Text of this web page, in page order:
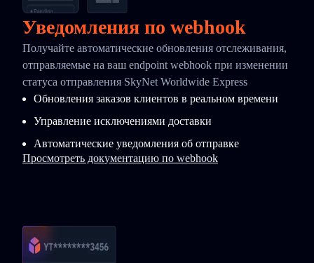
Уведомления по webhook
Получайте автоматические обновления отслеживания,
отправляемые на ваш endpoint webhook при изменении
статуса отправления SkyNet Worldwide Express
Обновления заказов клиентов в реальном времени
Управление исключениями доставки
Автоматические уведомления об отправке
Просмотреть документацию по webhook